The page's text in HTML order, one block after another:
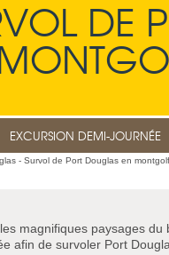
DE
EXCURSION DEMI-JOURNÉE
magnifiques paysages
afin de survoler Port